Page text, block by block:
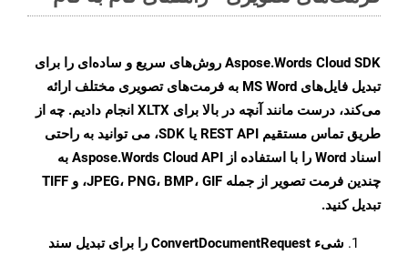
Aspose.Words Cloud SDK روش‌های سریع و ساده‌ای را برای
تبدیل فایل‌های MS Word به فرمت‌های تصویری مختلف ارائه
می‌کند، درست مانند آنچه در بالا برای XLTX انجام دادیم. چه از
طریق تماس مستقیم REST API یا SDK، می توانید به راحتی
اسناد Word را با استفاده از Aspose.Words Cloud API به
چندین فرمت تصویر از جمله JPEG، PNG، BMP، GIF، و TIFF
تبدیل کنید.
شیء ConvertDocumentRequest را برای تبدیل سند